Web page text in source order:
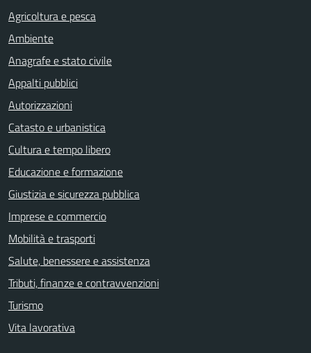
Agricoltura e pesca
Ambiente
Anagrafe e stato civile
Appalti pubblici
Autorizzazioni
Catasto e urbanistica
Cultura e tempo libero
Educazione e formazione
Giustizia e sicurezza pubblica
Imprese e commercio
Mobilità e trasporti
Salute, benessere e assistenza
Tributi, finanze e contravvenzioni
Turismo
Vita lavorativa